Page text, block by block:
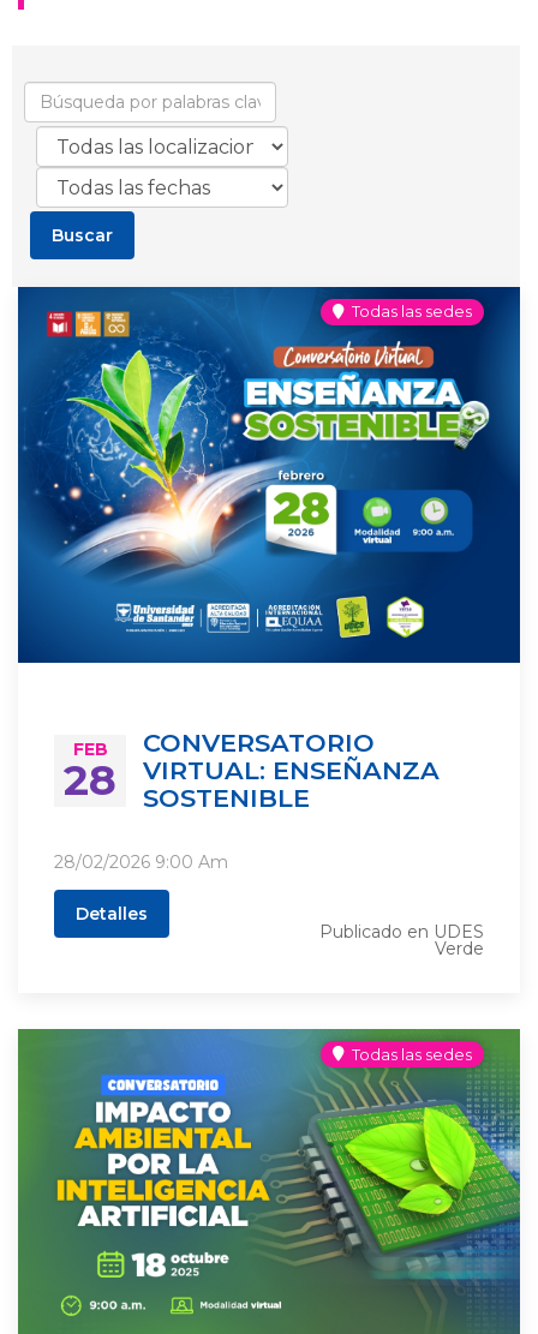
Todas las sedes
FEB
28
CONVERSATORIO
VIRTUAL: ENSEÑANZA
SOSTENIBLE
28/02/2026 9:00 Am
Detalles
Publicado en UDES
Verde
Todas las sedes